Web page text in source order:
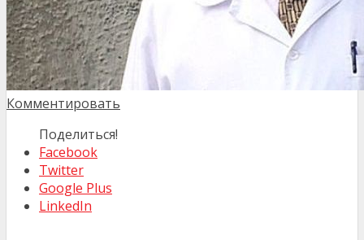
Комментировать
Поделиться!
Facebook
Twitter
Google Plus
LinkedIn